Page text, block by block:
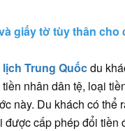
giấy tờ tùy thân cho
Trung Quốcdu
nhân dân tệ, loại
này. Du khách có thể
được cấp phép đổi tiền